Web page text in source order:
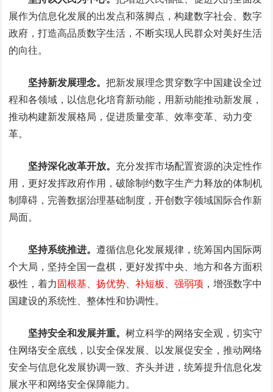
展作为信息化发展的出发点和落脚点，构建数字社会、数字
政府，打造高品质数字生活，不断实现人民群众对美好生活
的向往。
坚持新发展理念。把新发展理念贯穿数字中国建设全过
程和各领域，以信息化培育新动能，用新动能推动新发展，
推动构建新发展格局，促进质量变革、效率变革、动力变
革。
坚持深化改革开放。 充分发挥市场配置资源的决定性作
用，更好发挥政府作用，破除制约数字生产力释放的体制机
制障碍，完善数据治理基础制度，开创数字领域国际合作新
局面。
坚持系统推进。遵循信息化发展规律，统筹国内国际两
个大局，坚持全国一盘棋，更好发挥中央、地方和各方面积
极性，着力固根基、扬优势、补短板、强弱项 ，增强数字中
国建设的系统性、整体性和协调性。
坚持安全和发展并重。树立科学的网络安全观，切实守
住网络安全底线，以安全保发展、以发展促安全，推动网络
安全与信息化发展协调一致、齐头并进，统筹提升信息化发
展水平和网络安全保障能力。